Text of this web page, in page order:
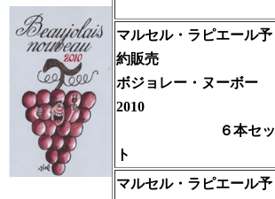
マルセル・ラピエール予
約販売
ボジョレー・ヌーボー
2010
６本セッ
ト
マルセル・ラピエール予